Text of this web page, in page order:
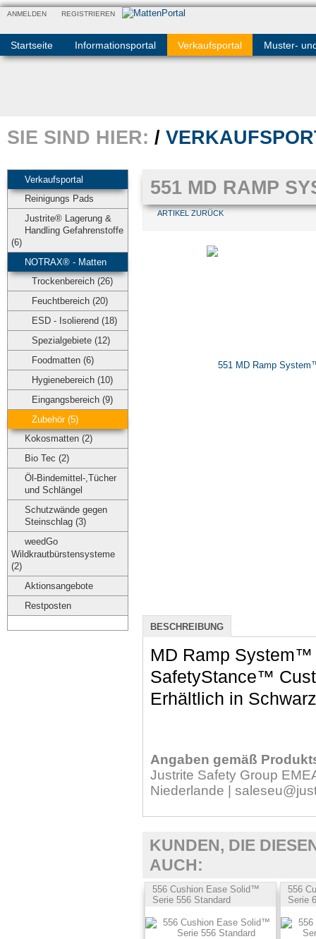
ANMELDEN REGISTRIEREN
Startseite Informationsportal Verkaufsportal Muster-
SIE SIND HIER: /
Verkaufsportal
Reinigungs Pads
Justrite® Lagerung &
Handling Gefahrenstoffe
(6)
NOTRAX® - Matten
Trockenbereich (26)
Feuchtbereich (20)
ESD - Isolierend (18)
Spezialgebiete (12)
Foodmatten (6)
Hygienebereich (10)
Eingangsbereich (9)
Zubehör (5)
Kokosmatten (2)
Bio Tec (2)
Öl-Bindemittel-,Tücher
und Schlängel
Schutzwände gegen
Steinschlag (3)
weedGo
Wildkrautbürstensysteme
(2)
Aktionsangebote
Restposten
551 MD RAMP
ARTIKEL ZURÜCK
BESCHREIBUNG
MD Ramp
SafetyStance™
Erhältlich in
Angaben gemäß
Justrite Safety Group
Niederlande |
KUNDEN, DIE
AUCH:
556 Cushion Ease Solid™
Serie 556 Standard
556
Serie